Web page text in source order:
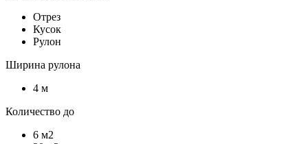
Отрез
Кусок
Рулон
Ширина рулона
4 м
Количество до
6 м2